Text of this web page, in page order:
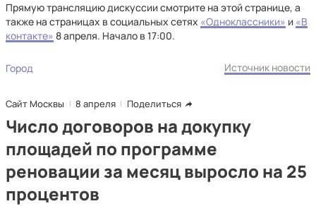
Прямую трансляцию дискуссии смотрите на этой странице, а
также на страницах в социальных сетях «Одноклассники» и «В
контакте» 8 апреля. Начало в 17:00.
Город Источник новости
Сайт Москвы 8 апреля Поделиться
Число договоров на докупку
площадей по программе
реновации за месяц выросло на 25
процентов